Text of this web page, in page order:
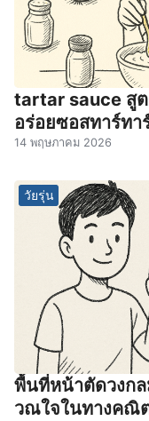
tartar sauce สู
อร่อยซอสทาร์ทา
14 พฤษภาคม 2026
วัยรุ่น
พื้นที่หน้าตัดวงก
วณใจในทางคณิ